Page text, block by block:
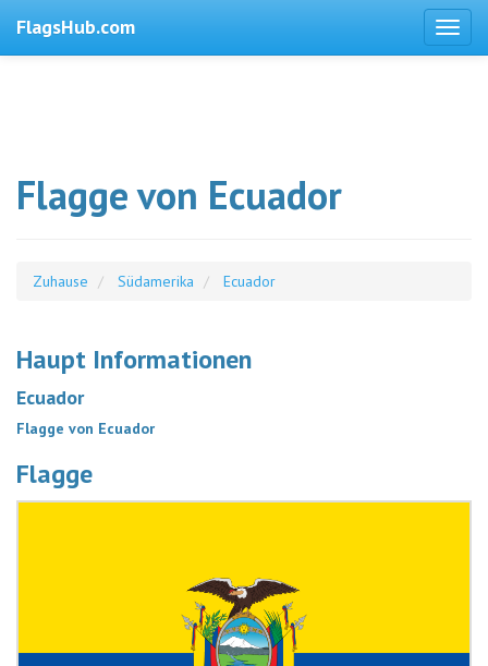
FlagsHub.com
Flagge von Ecuador
Zuhause Südamerika Ecuador
Haupt Informationen
Ecuador
Flagge von Ecuador
Flagge